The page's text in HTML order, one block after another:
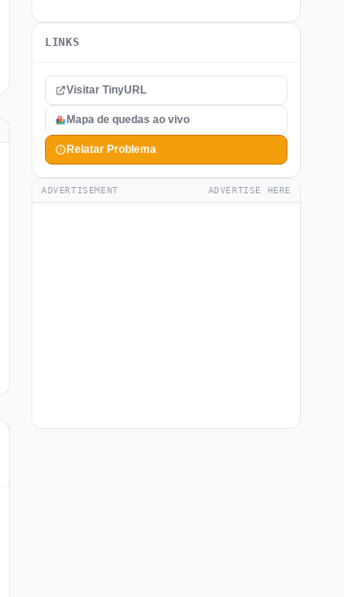
LINKS
Visitar TinyURL
Mapa de quedas ao vivo
Relatar Problema
ADVERTISEMENT ADVERTISE HERE